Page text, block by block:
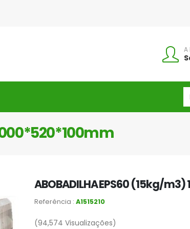
A
ABOBADILHA EPS60 (15kg/
Referência : A1515210
(94,574 Visualizações)